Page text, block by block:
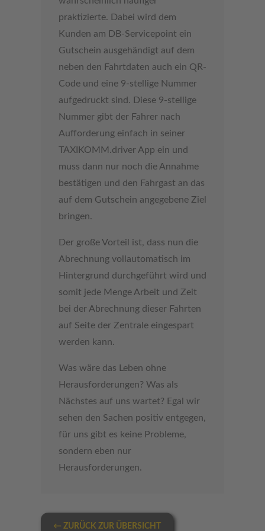
praktizierte. Dabei wird dem
Kunden am DB-Servicepoint ein
Gutschein ausgehändigt auf dem
neben den Fahrtdaten auch ein QR-
Code und eine 9-stellige Nummer
aufgedruckt sind. Diese 9-stellige
Nummer gibt der Fahrer nach
Aufforderung einfach in seiner
TAXIKOMM.driver App ein und
muss dann nur noch die Annahme
bestätigen und den Fahrgast an das
auf dem Gutschein angegebene Ziel
bringen.
Der große Vorteil ist, dass nun die
Abrechnung vollautomatisch im
Hintergrund durchgeführt wird und
somit jede Menge Arbeit und Zeit
bei der Abrechnung dieser Fahrten
auf Seite der Zentrale eingespart
werden kann.
Was wäre das Leben ohne
Herausforderungen? Was als
Nächstes auf uns wartet? Egal wir
sehen den Sachen positiv entgegen,
für uns gibt es keine Probleme,
sondern eben nur
Herausforderungen.
← ZURÜCK ZUR ÜBERSICHT